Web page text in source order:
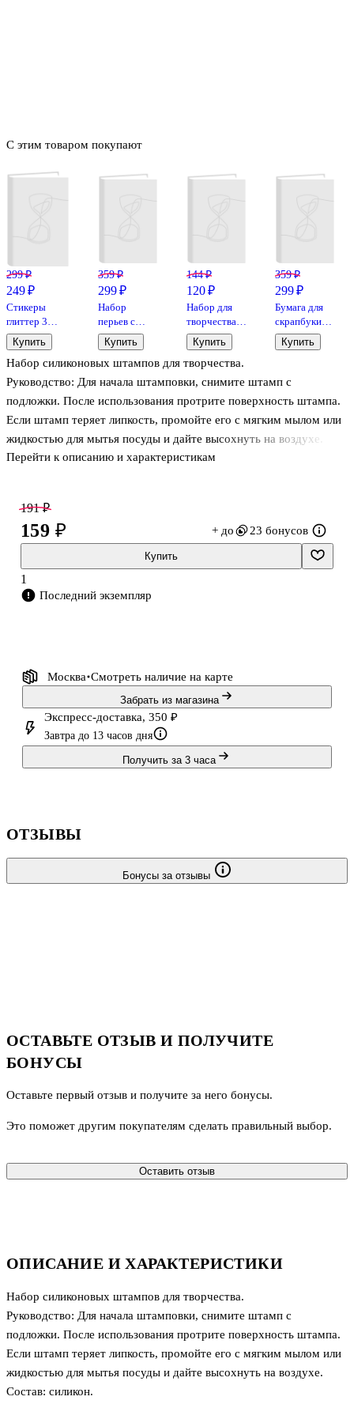
Набор силиконовых штампов для творчества.
Руководство: Для начала штамповки, снимите штамп с
подложки. После использования протрите поверхность штампа.
Если штамп теряет липкость, промойте его с мягким мылом или
жидкостью для мытья посуды и дайте высохнуть на воздухе.
Состав: силикон.
Перейти к описанию и характеристикам
С этим товаром покупают
299 ₽
249 ₽
Стикеры
глиттер 3
листа, 107шт
(D26001069)
Купить
359 ₽
299 ₽
Набор
перьев с
крапинкой
микс цветов
Купить
144 ₽
120 ₽
Набор для
творчества,
Пайетки
Звезды,
сердечки,
месяцы микс
Купить
359 ₽
299 ₽
Бумага для
скрапбукинга
«Sunshine
Meadows»,
15х15 см,
12 дизайнов
Купить
191 ₽
159 ₽ + до 23 бонусов
Купить
1
Последний экземпляр
Москва Смотреть наличие на карте
Забрать из магазина
Экспресс-доставка, 350 ₽
Завтра до 13 часов дня
Получить за 3 часа
ОПИСАНИЕ И ХАРАКТЕРИСТИКИ
Набор силиконовых штампов для творчества.
Руководство: Для начала штамповки, снимите штамп с
подложки. После использования протрите поверхность штампа.
Если штамп теряет липкость, промойте его с мягким мылом или
жидкостью для мытья посуды и дайте высохнуть на воздухе.
Состав: силикон.
ОТЗЫВЫ
Бонусы за отзывы
ОСТАВЬТЕ ОТЗЫВ И ПОЛУЧИТЕ
БОНУСЫ
Оставьте первый отзыв и получите за него бонусы.
Это поможет другим покупателям сделать правильный выбор.
Оставить отзыв